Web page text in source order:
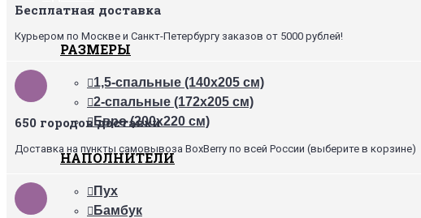
РАЗМЕРЫ
1,5-спальные (140х205 см)
2-спальные (172х205 см)
Евро (200х220 см)
НАПОЛНИТЕЛИ
Пух
Бамбук
Бесплатная доставка
Курьером по Москве и Санкт-Петербургу заказов от 5000 рублей!
650 городов доставки
Доставка на пункты самовывоза BoxBerry по всей России (выберите в корзине)